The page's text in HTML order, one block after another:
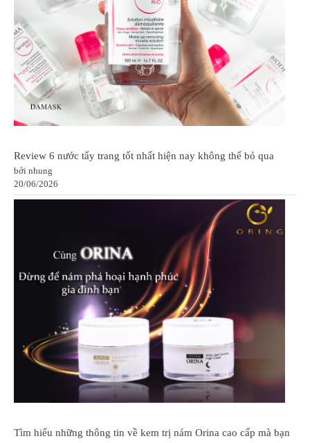
Review 6 nước tẩy trang tốt nhất hiện nay không thể bỏ qua
bởi nhung
20/06/2026
Tìm hiểu những thông tin về kem trị nám Orina cao cấp mà bạn